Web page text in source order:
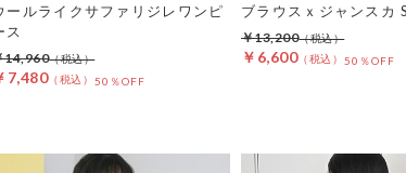
ールライクサファリジレワンピ
ス
7,480 50％OFF
14,960
ブラウスｘジャンスカ
￥6,600 50％OFF
￥13,200